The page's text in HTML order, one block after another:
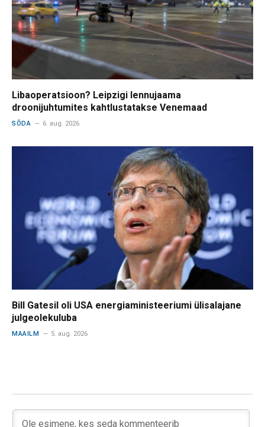
Libaoperatsioon? Leipzigi lennujaama
droonijuhtumites kahtlustatakse Venemaad
SÕDA 6. aug. 2026
Bill Gatesil oli USA energiaministeeriumi ülisalajane
julgeolekuluba
MAAILM 5. aug. 2026